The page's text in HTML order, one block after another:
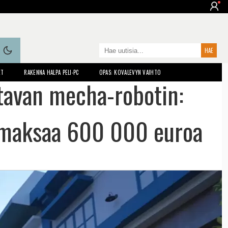
RAKENNA HALPA PELI-PC OPAS: KOVALEVYN VAIHTO
mecha-robotin:
600 000 euroa